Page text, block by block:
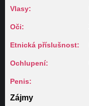
Vlasy:
Oči:
Etnická příslušnost:
Ochlupení:
Penis:
Zájmy